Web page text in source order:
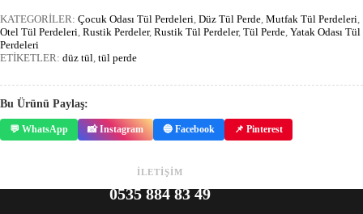
KATEGORİLER: Çocuk Odası Tül Perdeleri Düz Tül Perde Mutfak Tül Perdeleri
Otel Tül Perdeleri Rustik Perdeler, Rustik Tül Perdeler, Tül Perde Yatak Odası Tül
Perdeleri
ETİKETLER: düz tül tül perde
Bu Ürünü Paylaş:
💬 WhatsApp 📸 Instagram 🔵 Facebook 📌 Pinterest
İLETİŞİM
0535 884 83 49